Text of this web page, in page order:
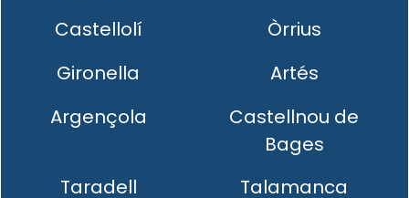
Castellolí
Òrrius
Gironella
Artés
Argençola
Castellnou de
Bages
Taradell
Talamanca